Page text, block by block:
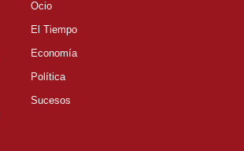
Ocio
El Tiempo
Economía
Política
Sucesos